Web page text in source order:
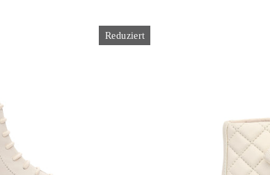
Reduziert